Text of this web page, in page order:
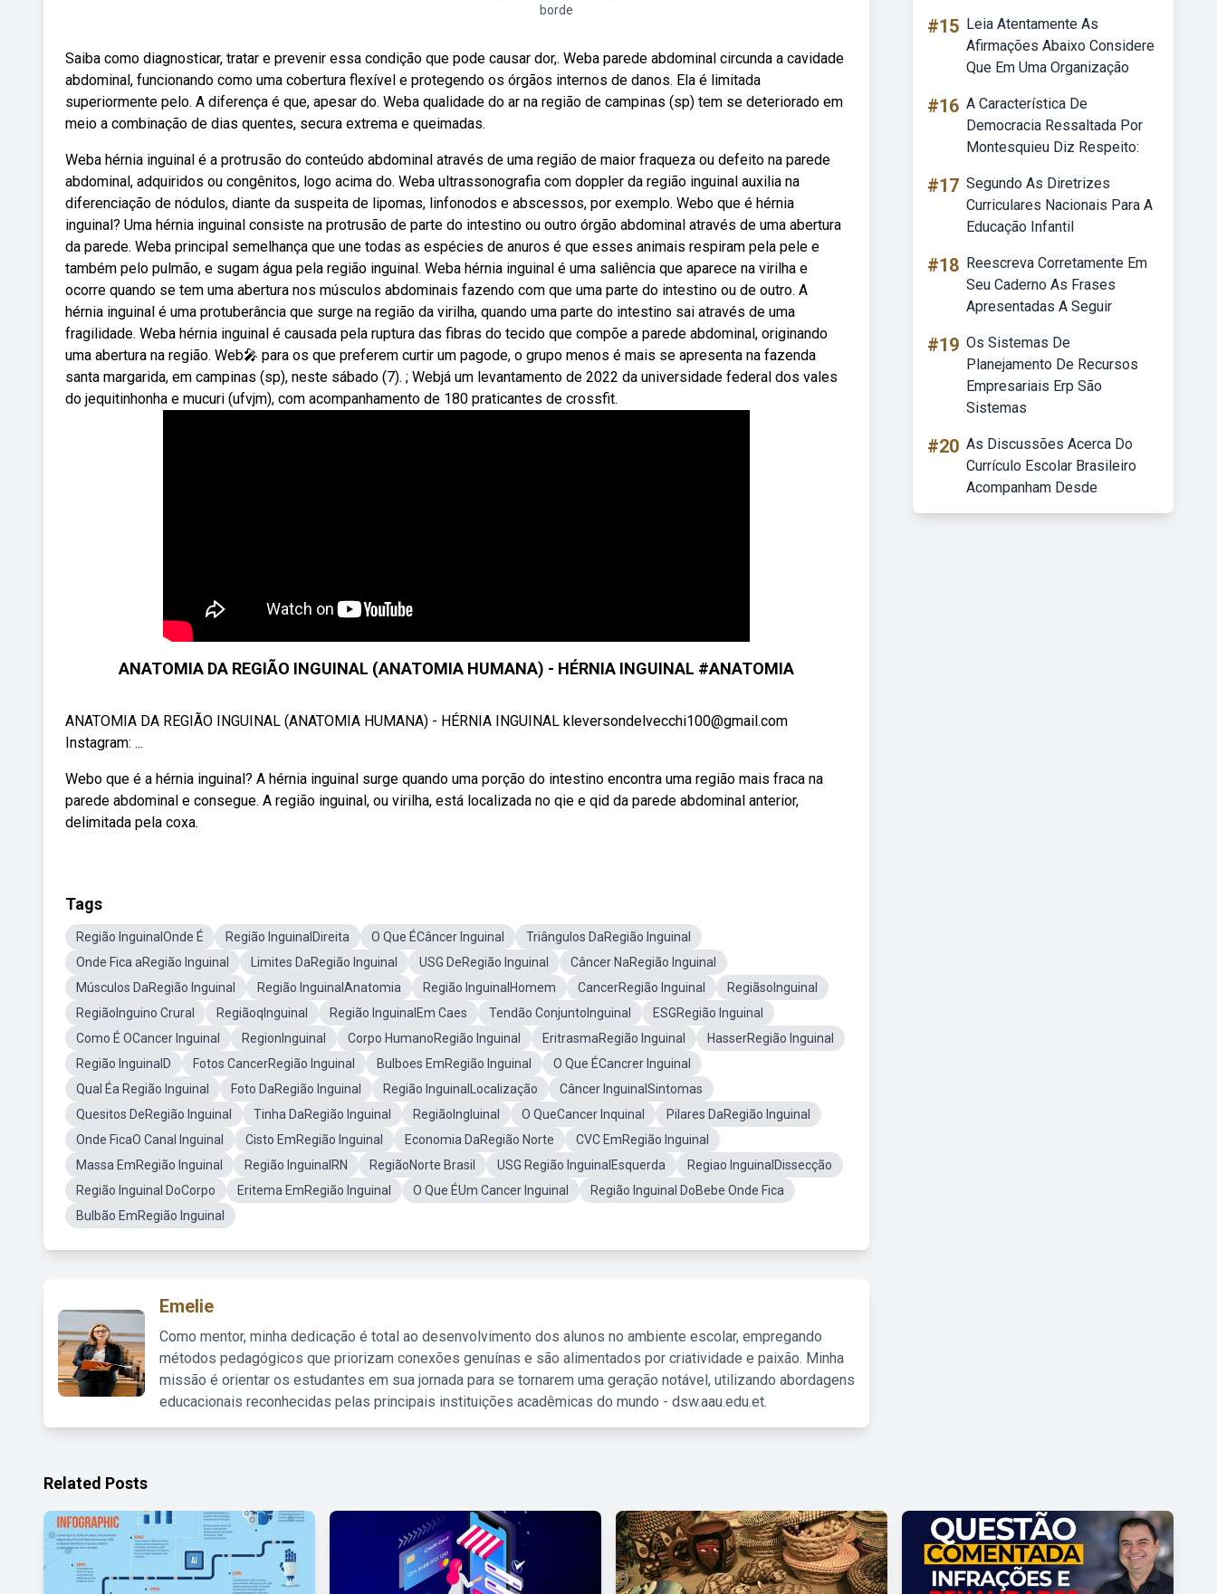
borde
Saiba como diagnosticar, tratar e prevenir essa condição que pode causar dor,. Weba parede abdominal circunda a cavidade
abdominal, funcionando como uma cobertura flexível e protegendo os órgãos internos de danos. Ela é limitada
superiormente pelo. A diferença é que, apesar do. Weba qualidade do ar na região de campinas (sp) tem se deteriorado em
meio a combinação de dias quentes, secura extrema e queimadas.
Weba hérnia inguinal é a protrusão do conteúdo abdominal através de uma região de maior fraqueza ou defeito na parede
abdominal, adquiridos ou congênitos, logo acima do. Weba ultrassonografia com doppler da região inguinal auxilia na
diferenciação de nódulos, diante da suspeita de lipomas, linfonodos e abscessos, por exemplo. Webo que é hérnia
inguinal? Uma hérnia inguinal consiste na protrusão de parte do intestino ou outro órgão abdominal através de uma abertura
da parede. Weba principal semelhança que une todas as espécies de anuros é que esses animais respiram pela pele e
também pelo pulmão, e sugam água pela região inguinal. Weba hérnia inguinal é uma saliência que aparece na virilha e
ocorre quando se tem uma abertura nos músculos abdominais fazendo com que uma parte do intestino ou de outro. A
hérnia inguinal é uma protuberância que surge na região da virilha, quando uma parte do intestino sai através de uma
fragilidade. Weba hérnia inguinal é causada pela ruptura das fibras do tecido que compõe a parede abdominal, originando
uma abertura na região. Web🎤 para os que preferem curtir um pagode, o grupo menos é mais se apresenta na fazenda
santa margarida, em campinas (sp), neste sábado (7). ; Webjá um levantamento de 2022 da universidade federal dos vales
do jequitinhonha e mucuri (ufvjm), com acompanhamento de 180 praticantes de crossfit.
ANATOMIA DA REGIÃO INGUINAL (ANATOMIA HUMANA) - HÉRNIA INGUINAL #ANATOMIA
ANATOMIA DA REGIÃO INGUINAL (ANATOMIA HUMANA) - HÉRNIA INGUINAL kleversondelvecchi100@gmail.com
Instagram: ...
Webo que é a hérnia inguinal? A hérnia inguinal surge quando uma porção do intestino encontra uma região mais fraca na
parede abdominal e consegue. A região inguinal, ou virilha, está localizada no qie e qid da parede abdominal anterior,
delimitada pela coxa.
Tags
Região InguinalOnde É Região InguinalDireita O Que ÉCâncer Inguinal
Triângulos DaRegião Inguinal
Onde Fica aRegião Inguinal
Limites DaRegião Inguinal USG DeRegião Inguinal
Câncer NaRegião Inguinal
Músculos DaRegião Inguinal
Região InguinalAnatomia Região InguinalHomem CancerRegião Inguinal
RegiãsoInguinal
RegiãoInguino Crural
RegiãoqInguinal Região InguinalEm Caes Tendão ConjuntoInguinal
ESGRegião Inguinal
Como É OCancer Inguinal
RegionInguinal Corpo HumanoRegião Inguinal EritrasmaRegião Inguinal
HasserRegião Inguinal
Região InguinalD
Fotos CancerRegião Inguinal Bulboes EmRegião Inguinal
O Que ÉCancrer Inguinal
Qual Éa Região Inguinal
Foto DaRegião Inguinal Região InguinalLocalização
Câncer InguinalSintomas
Quesitos DeRegião Inguinal
Tinha DaRegião Inguinal RegiãoIngluinal O QueCancer Inquinal
Pilares DaRegião Inguinal
Onde FicaO Canal Inguinal
Cisto EmRegião Inguinal Economia DaRegião Norte
CVC EmRegião Inguinal
Massa EmRegião Inguinal
Região InguinalRN RegiãoNorte Brasil USG Região InguinalEsquerda
Regiao InguinalDissecção
Região Inguinal DoCorpo
Eritema EmRegião Inguinal O Que ÉUm Cancer Inguinal
Região Inguinal DoBebe Onde Fica
Bulbão EmRegião Inguinal
Emelie
Como mentor, minha dedicação é total ao desenvolvimento dos alunos no ambiente escolar, empregando
métodos pedagógicos que priorizam conexões genuínas e são alimentados por criatividade e paixão. Minha
missão é orientar os estudantes em sua jornada para se tornarem uma geração notável, utilizando abordagens
educacionais reconhecidas pelas principais instituições acadêmicas do mundo - dsw.aau.edu.et.
#15 Leia Atentamente As
Afirmações Abaixo Considere
Que Em Uma Organização
#16 A Característica De
Democracia Ressaltada Por
Montesquieu Diz Respeito:
#17 Segundo As Diretrizes
Curriculares Nacionais Para A
Educação Infantil
#18 Reescreva Corretamente Em
Seu Caderno As Frases
Apresentadas A Seguir
#19 Os Sistemas De
Planejamento De Recursos
Empresariais Erp São
Sistemas
#20 As Discussões Acerca Do
Currículo Escolar Brasileiro
Acompanham Desde
Related Posts